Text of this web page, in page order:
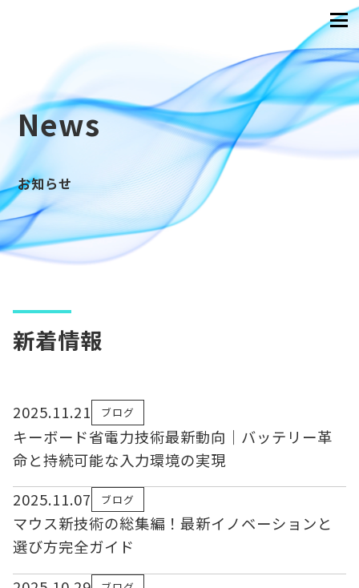
News
お知らせ
新着情報
2025.11.21 ブログ
キーボード省電力技術最新動向｜バッテリー革
命と持続可能な入力環境の実現
2025.11.07
ブログ
マウス新技術の総集編！最新イノベーションと
選び方完全ガイド